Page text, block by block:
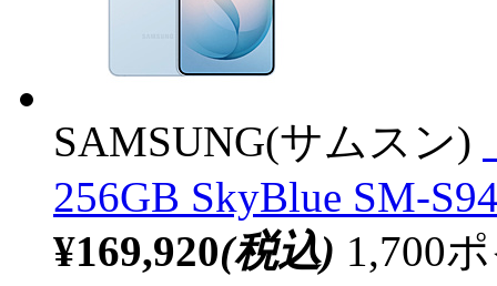
SAMSUNG(サムスン)
256GB SkyBlue SM-
¥169,920(税込) 1,700